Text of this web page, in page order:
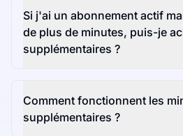
Si j'ai un abonnement actif
de plus de minutes, puis-je
supplémentaires ?
Comment fonctionnent les
supplémentaires ?